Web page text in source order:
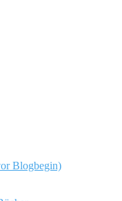
Blogbegin)